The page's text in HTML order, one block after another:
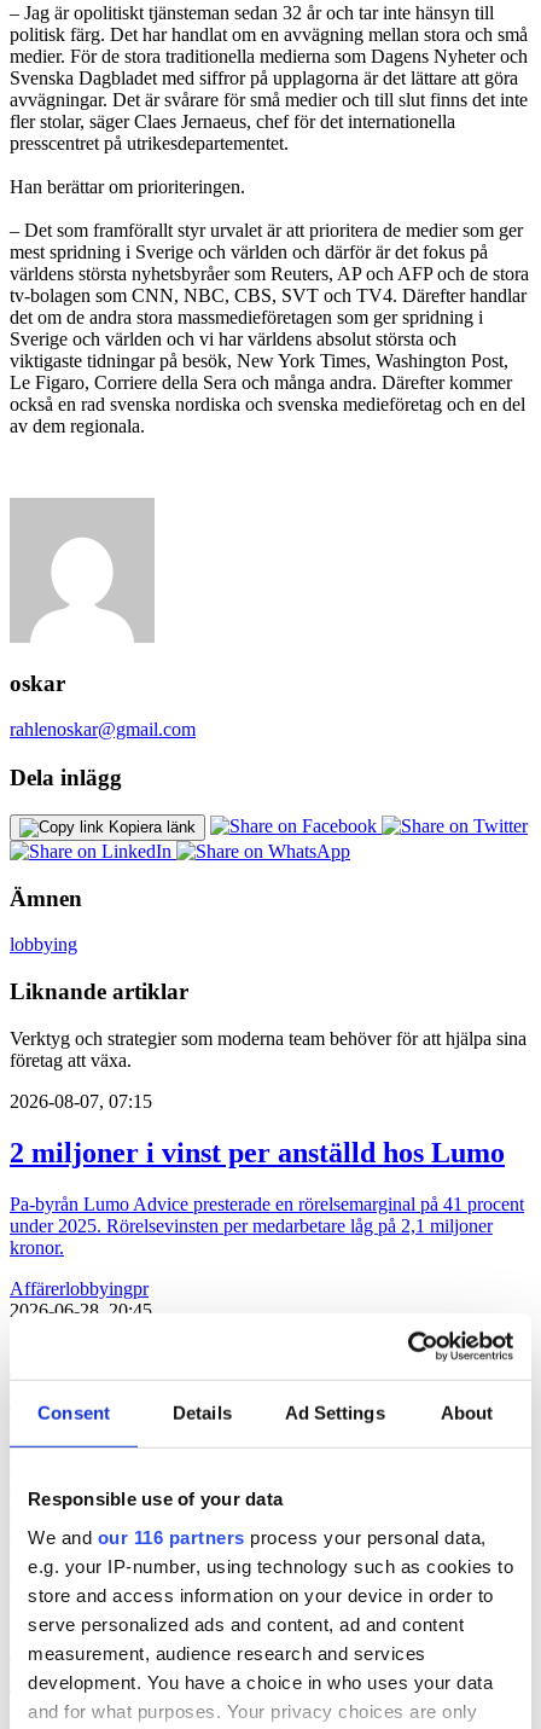
Consent Details Ad Settings About
Responsible use of your data
We and our 116 partners process your personal data,
e.g. your IP-number, using technology such as cookies to
store and access information on your device in order to
serve personalized ads and content, ad and content
measurement, audience research and services
development. You have a choice in who uses your data
and for what purposes. Your privacy choices are only
– Jag är opolitiskt tjänsteman sedan 32 år och tar inte hänsyn till
politisk färg. Det har handlat om en avvägning mellan stora och små
medier. För de stora traditionella medierna som Dagens Nyheter och
Svenska Dagbladet med siffror på upplagorna är det lättare att göra
avvägningar. Det är svårare för små medier och till slut finns det inte
fler stolar, säger Claes Jernaeus, chef för det internationella
presscentret på utrikesdepartementet.
Han berättar om prioriteringen.
– Det som framförallt styr urvalet är att prioritera de medier som ger
mest spridning i Sverige och världen och därför är det fokus på
världens största nyhetsbyråer som Reuters, AP och AFP och de stora
tv-bolagen som CNN, NBC, CBS, SVT och TV4. Därefter handlar
det om de andra stora massmedieföretagen som ger spridning i
Sverige och världen och vi har världens absolut största och
viktigaste tidningar på besök, New York Times, Washington Post,
Le Figaro, Corriere della Sera och många andra. Därefter kommer
också en rad svenska nordiska och svenska medieföretag och en del
av dem regionala.
oskar
rahlenoskar@gmail.com
Dela inlägg
Kopiera länk
Ämnen
lobbying
Liknande artiklar
Verktyg och strategier som moderna team behöver för att hjälpa sina
företag att växa.
2026-08-07, 07:15
2 miljoner i vinst per anställd hos Lumo
Pa-byrån Lumo Advice presterade en rörelsemarginal på 41 procent
under 2025. Rörelsevinsten per medarbetare låg på 2,1 miljoner
kronor.
Affärerlobbyingpr
2026-06-28, 20:45
”Lobbyregistret kan underminera
Det av riksdagen beslutade lobbyregistret kan underminera
docent i statsvetenskap, Stockholms universitet och Faradj Koliev,
docent i statsvetenskap, Stockholms universitet samt förtroendevald
för Socialdemokraterna i Solna på DN Debatt.
Branschlobbying
2026-06-16, 07:48
Gruvbolag och branschorganisation
halvjublar över skrotat uran-veto